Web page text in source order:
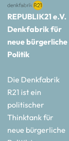
REPUBLIK21 e.V.
Denkfabrik für
neue bürgerliche
Politik
Die Denkfabrik
R21 ist ein
politischer
Thinktank für
neue bürgerliche